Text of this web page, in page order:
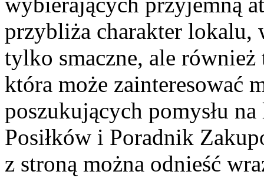
przybliża charakter lokalu,
tylko smaczne, ale również
która może zainteresować
poszukujących pomysłu
Posiłków i Poradnik
z stroną można odnieść